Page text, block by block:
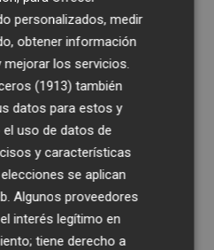
personalizados, medir
obtener información
los servicios.
(1913) también
datos para estos y
uso de datos de
y características
se aplican
Algunos proveedores
interés legítimo en
tiene derecho a